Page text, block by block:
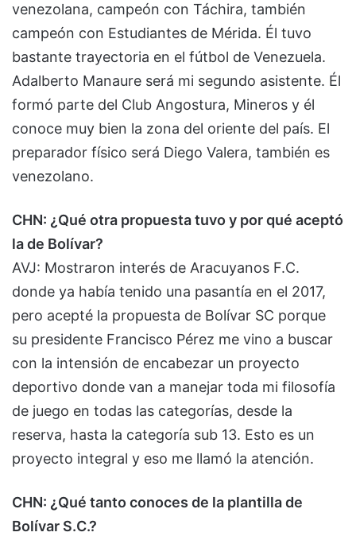
venezolana, campeón con Táchira, también
campeón con Estudiantes de Mérida. Él tuvo
bastante trayectoria en el fútbol de Venezuela.
Adalberto Manaure será mi segundo asistente. Él
formó parte del Club Angostura, Mineros y él
conoce muy bien la zona del oriente del país. El
preparador físico será Diego Valera, también es
venezolano.
CHN: ¿Qué otra propuesta tuvo y por qué aceptó
la de Bolívar?
AVJ: Mostraron interés de Aracuyanos F.C.
donde ya había tenido una pasantía en el 2017,
pero acepté la propuesta de Bolívar SC porque
su presidente Francisco Pérez me vino a buscar
con la intensión de encabezar un proyecto
deportivo donde van a manejar toda mi filosofía
de juego en todas las categorías, desde la
reserva, hasta la categoría sub 13. Esto es un
proyecto integral y eso me llamó la atención.
CHN: ¿Qué tanto conoces de la plantilla de
Bolívar S.C.?